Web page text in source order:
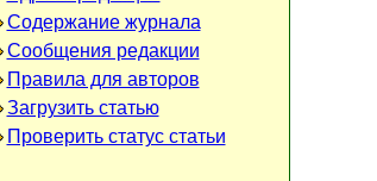
Содержание журнала
Сообщения редакции
Правила для авторов
Загрузить статью
Проверить статус статьи